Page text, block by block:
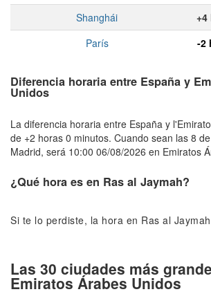
Shanghái
+4
París
-2
Diferencia horaria entre España y
Unidos
La diferencia horaria entre España y
de +2 horas 0 minutos. Cuando sean las 8
Madrid, será 10:00 06/08/2026 en Emiratos
¿Qué hora es en Ras al Jaymah?
Si te lo perdiste, la hora en Ras al
Las 30 ciudades más
Emiratos Árabes Unidos